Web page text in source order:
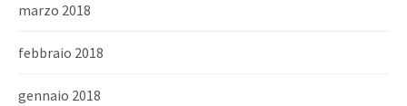
marzo 2018
febbraio 2018
gennaio 2018